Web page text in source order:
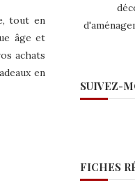
tout en
âge et
achats
en
SUIVEZ-
FICHES